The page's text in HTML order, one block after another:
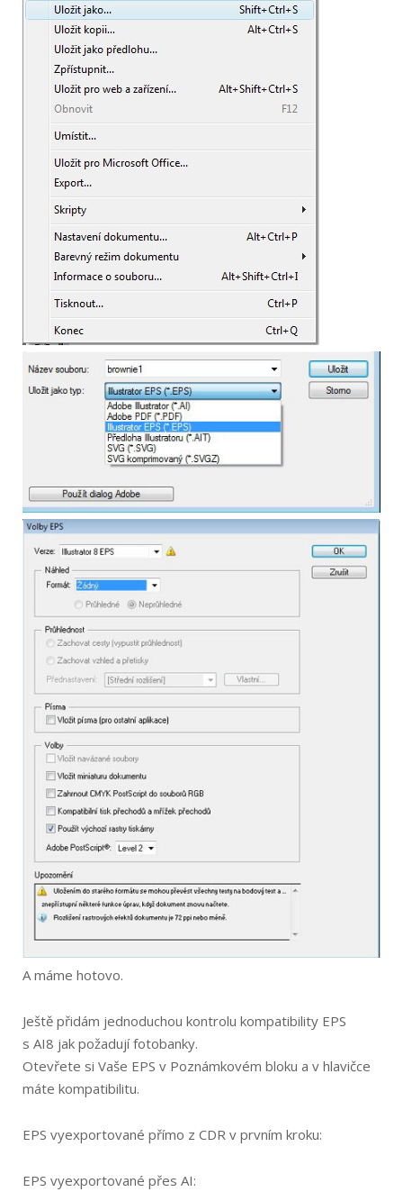
A máme hotovo.
Ještě přidám jednoduchou kontrolu kompatibility EPS
s AI8 jak požadují fotobanky.
Otevřete si Vaše EPS v Poznámkovém bloku a v hlavičce
máte kompatibilitu.
EPS vyexportované přímo z CDR v prvním kroku:
EPS vyexportované přes AI: